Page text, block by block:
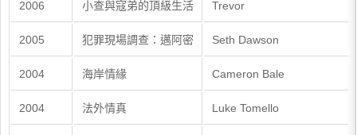
2006 小查與寇弟的頂級生活 Trevor
2005 犯罪現場調查：邁阿密 Seth Dawson
2004 海岸情緣 Cameron Bale
2004 法外情真 Luke Tomello